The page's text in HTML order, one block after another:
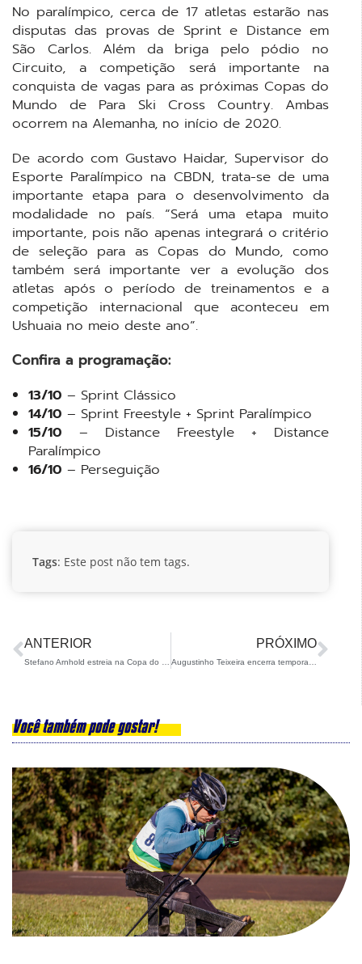
No paralímpico, cerca de 17 atletas estarão nas
disputas das provas de Sprint e Distance em
São Carlos. Além da briga pelo pódio no
Circuito, a competição será importante na
conquista de vagas para as próximas Copas do
Mundo de Para Ski Cross Country. Ambas
ocorrem na Alemanha, no início de 2020.
De acordo com Gustavo Haidar, Supervisor do
Esporte Paralímpico na CBDN, trata-se de uma
importante etapa para o desenvolvimento da
modalidade no país. “Será uma etapa muito
importante, pois não apenas integrará o critério
de seleção para as Copas do Mundo, como
também será importante ver a evolução dos
atletas após o período de treinamentos e a
competição internacional que aconteceu em
Ushuaia no meio deste ano”.
Confira a programação:
13/10 – Sprint Clássico
14/10 – Sprint Freestyle + Sprint Paralímpico
15/10 – Distance Freestyle + Distance
Paralímpico
16/10 – Perseguição
Tags: Este post não tem tags.
ANTERIOR PRÓXIMO
Você também pode gostar!